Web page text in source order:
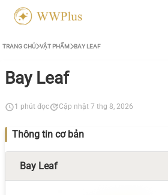
TRANG CHỦ VẬT PHẨM BAY LEAF
Bay Leaf
1 phút đọc Cập nhật 7 thg 8, 2026
Thông tin cơ bản
Bay Leaf